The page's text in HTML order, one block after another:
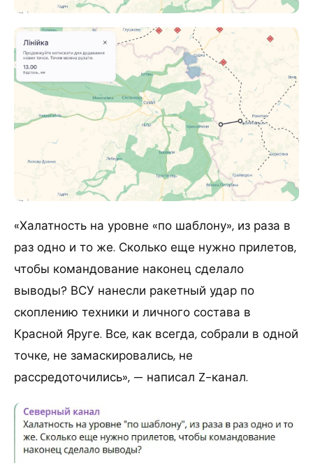
«Халатность на уровне «по шаблону», из раза в
раз одно и то же. Сколько еще нужно прилетов,
чтобы командование наконец сделало
выводы? ВСУ нанесли ракетный удар по
скоплению техники и личного состава в
Красной Яруге. Все, как всегда, собрали в одной
точке, не замаскировались, не
рассредоточились», — написал Z-канал.